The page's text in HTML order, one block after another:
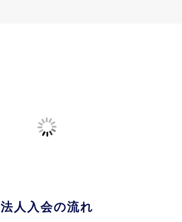
法人入会の流れ